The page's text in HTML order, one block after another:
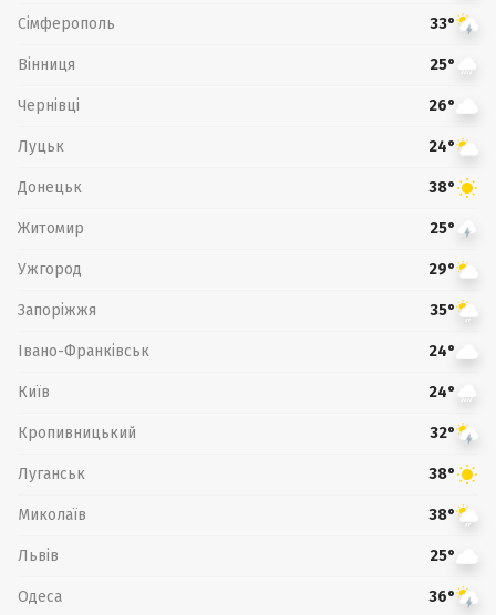
Сімферополь 33°
Вінниця 25°
Чернівці 26°
Луцьк 24°
Донецьк 38°
Житомир 25°
Ужгород 29°
Запоріжжя 35°
Івано-Франківськ 24°
Київ 24°
Кропивницький 32°
Луганськ 38°
Миколаїв 38°
Львів 25°
Одеса 36°